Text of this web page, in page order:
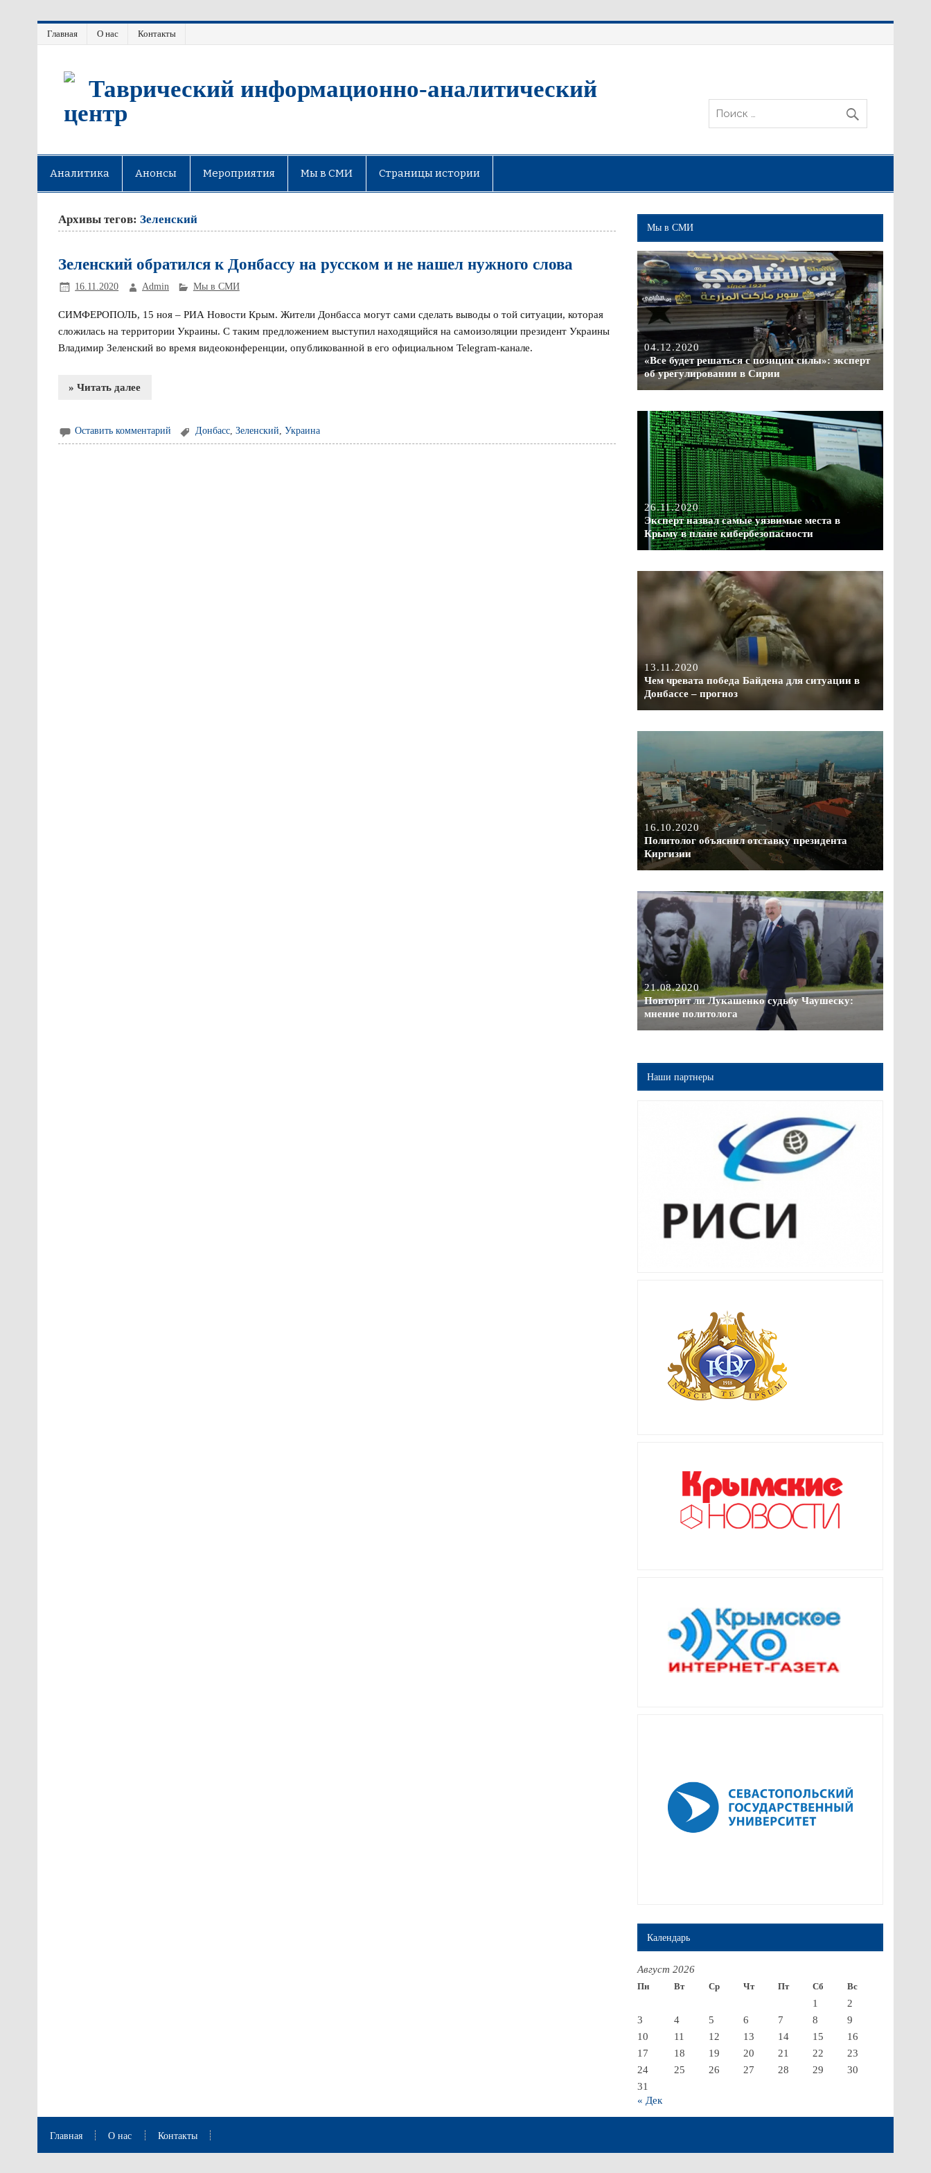
Главная О нас Контакты
Таврический информационно-аналитический
центр
Аналитика Анонсы Мероприятия Мы в СМИ Страницы истории
Архивы тегов:Зеленский
Зеленский обратился к Донбассу на русском и не нашел нужного слова
16.11.2020 Admin Мы в СМИ
СИМФЕРОПОЛЬ, 15 ноя – РИА Новости Крым. Жители Донбасса могут сами сделать выводы о той ситуации, которая
сложилась на территории Украины. С таким предложением выступил находящийся на самоизоляции президент Украины
Владимир Зеленский во время видеоконференции, опубликованной в его официальном Telegram-канале.
» Читать далее
Оставить комментарий Донбасс, Зеленский Украина
Мы в СМИ
04.12.2020
«Все будет решаться с позиции силы»: эксперт
об урегулировании в Сирии
26.11.2020
Эксперт назвал самые уязвимые места в
Крыму в плане кибербезопасности
13.11.2020
Чем чревата победа Байдена для ситуации в
Донбассе – прогноз
16.10.2020
Политолог объяснил отставку президента
Киргизии
21.08.2020
Повторит ли Лукашенко судьбу Чаушеску:
мнение политолога
Наши партнеры
Календарь
Август 2026
Пн Вт Ср Чт Пт Сб Вс
1
2
3
4 5 6 7 8
9
10
11 12 13 14 15
16
17
18 19 20 21 22
23
24
25 26 27 28 29
30
31
« Дек
Главная О нас Контакты